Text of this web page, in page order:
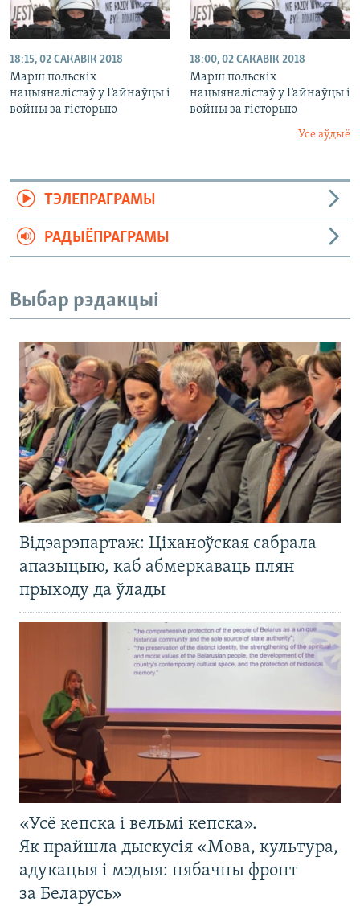
18:15, 02 САКАВІК 2018
Марш польскіх
нацыяналістаў у Гайнаўцы і
войны за гісторыю
18:00, 02 САКАВІК 2018
Марш польскіх
нацыяналістаў у Гайнаўцы і
войны за гісторыю
Усе аўдыё
ТЭЛЕПРАГРАМЫ
РАДЫЁПРАГРАМЫ
Выбар рэдакцыі
Відэарэпартаж: Ціханоўская сабрала
апазыцыю, каб абмеркаваць плян
прыходу да ўлады
«Усё кепска і вельмі кепска».
Як прайшла дыскусія «Мова, культура,
адукацыя і мэдыя: нябачны фронт
за Беларусь»